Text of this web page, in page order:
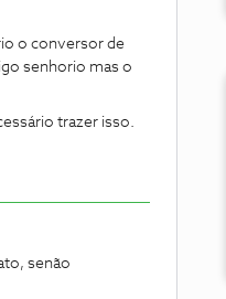
o conversor de
senhorio mas o
trazer isso.
senão